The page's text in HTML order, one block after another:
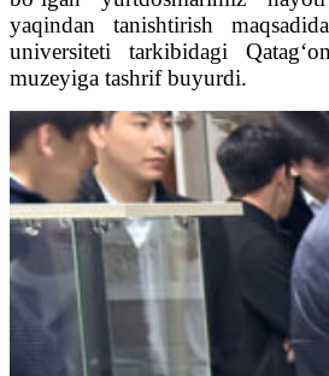
yaqindan tanishtirish
universiteti tarkibidagi
muzeyiga tashrif buyurdi.